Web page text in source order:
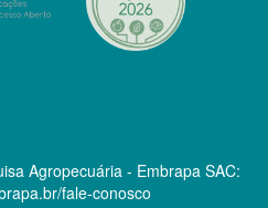
Agropecuária - Embrapa SAC:
fale-conosco